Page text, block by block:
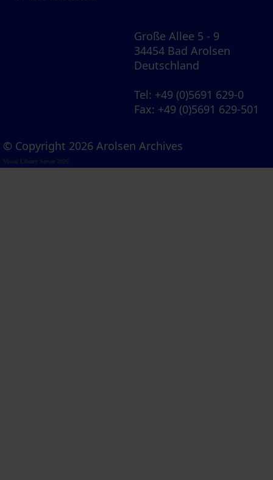
Große Allee 5 - 9
34454 Bad Arolsen
Deutschland
Tel: +49 (0)5691 629-0
Fax: +49 (0)5691 629-501
© Copyright 2026 Arolsen Archives
Visual Library Server 2026